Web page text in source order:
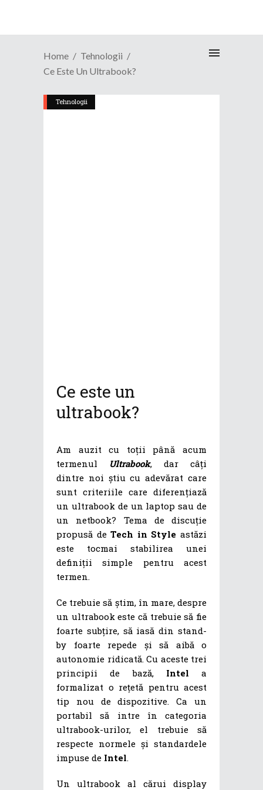
Home
Tehnologii
Ce Este Un Ultrabook?
Tehnologii
Ce este un
ultrabook?
Am auzit cu toții până acum
termenul Ultrabook, dar câți
dintre noi știu cu adevărat care
sunt criteriile care diferențiază
un ultrabook de un laptop sau de
un netbook? Tema de discuție
propusă deTech in Style astăzi
este tocmai stabilirea unei
definiții simple pentru acest
termen.
Ce trebuie să știm, în mare, despre
un ultrabook este că trebuie să fie
foarte subțire, să iasă din stand-
by foarte repede și să aibă o
autonomie ridicată. Cu aceste trei
principii de bază, Intel a
formalizat o rețetă pentru acest
tip nou de dispozitive. Ca un
portabil să intre în categoria
ultrabook-urilor, el trebuie să
respecte normele și standardele
impuse de Intel.
Un ultrabook al cărui display